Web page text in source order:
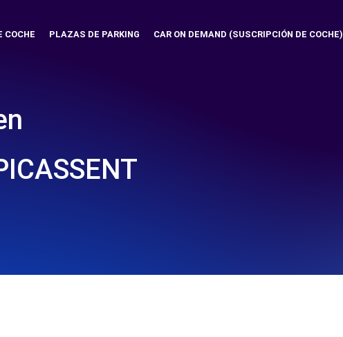
COCHE PLAZAS DE PARKING CAR ON DEMAND (SUSCRIPCIÓN DE COCHE)